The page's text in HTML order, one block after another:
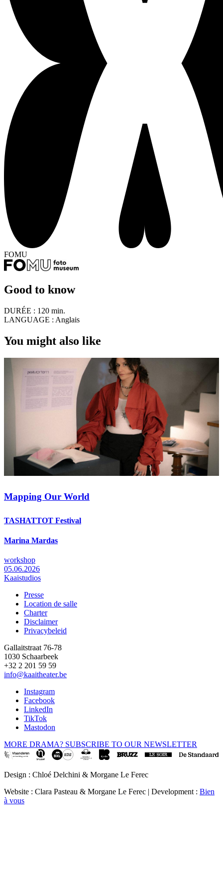
FOMU
Good to know
DURÉE : 120 min.
LANGUAGE : Anglais
You might also like
Mapping Our World
TASHATTOT Festival
Marina Mardas
workshop
05.06.2026
Kaaistudios
Footer
Presse
Location de salle
Charter
Disclaimer
Privacybeleid
Gallaitstraat 76-78
1030 Schaarbeek
+32 2 201 59 59
info@kaaitheater.be
Instagram
Facebook
LinkedIn
TikTok
Mastodon
MORE DRAMA? SUBSCRIBE TO OUR NEWSLETTER
Design : Chloé Delchini & Morgane Le Ferec
Website : Clara Pasteau & Morgane Le Ferec | Development : Bien
à vous